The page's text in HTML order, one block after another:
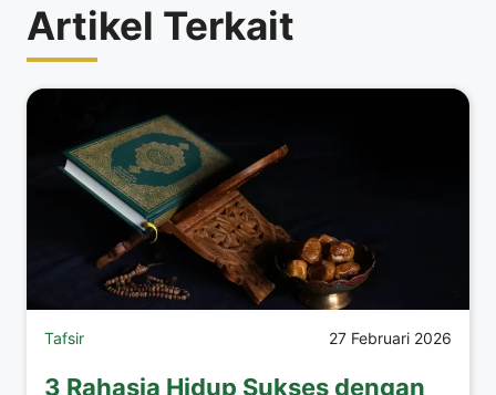
Artikel Terkait
Tafsir 27 Februari 2026
3 Rahasia Hidup Sukses dengan